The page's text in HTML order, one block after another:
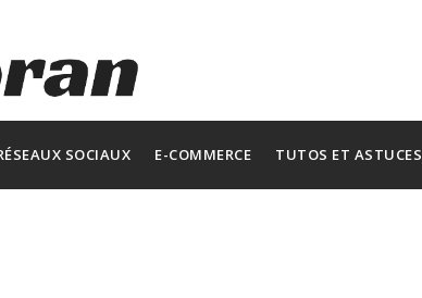
SOCIAUX E-COMMERCE TUTOS ET ASTUCES